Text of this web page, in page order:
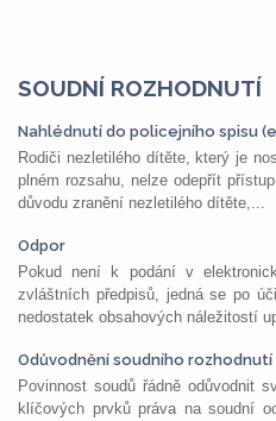
SOUDNÍ ROZHODNUTÍ
Nahlédnutí do policejního spisu
Rodiči nezletilého dítěte, který je
plném rozsahu, nelze odepřít
důvodu zranění nezletilého dítěte,...
Odpor
Pokud není k podání v
zvláštních předpisů, jedná se po
nedostatek obsahových náležitostí
Odůvodnění soudního
Povinnost soudů řádně odůvodnit
klíčových prvků práva na soudní